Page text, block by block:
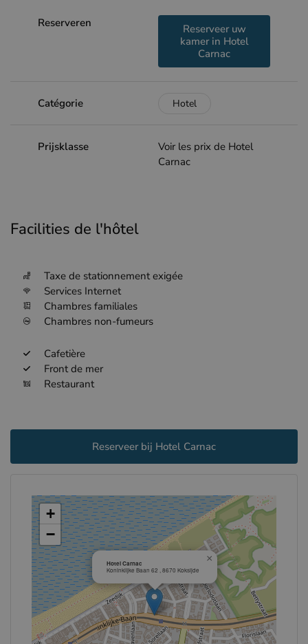
Reserveren
Reserveer uw
kamer in Hotel
Carnac
Catégorie Hotel
Prijsklasse
Voir les prix de Hotel
Carnac
Facilities de l'hôtel
Taxe de stationnement exigée
Services Internet
Chambres familiales
Chambres non-fumeurs
Cafetière
Front de mer
Restaurant
Reserveer bij Hotel Carnac
Hotel Carnac
Koninklijke Baan 62 , 8670 Koksijde
×
+
−